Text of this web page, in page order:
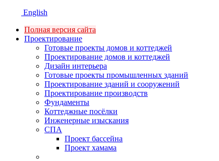
English
Полная версия сайта
Проектирование
Готовые проекты домов и коттеджей
Проектирование домов и коттеджей
Дизайн интерьера
Готовые проекты промышленных зданий
Проектирование зданий и сооружений
Проектирование производств
Фундаменты
Коттеджные посёлки
Инженерные изыскания
СПА
Проект бассейна
Проект хамама